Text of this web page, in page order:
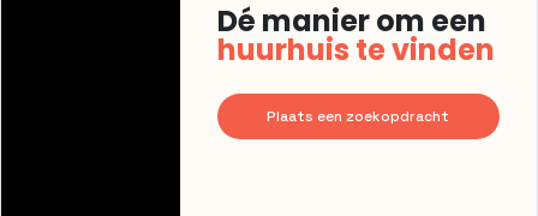
Dé manier om een
huurhuis te vinden
Plaats een zoekopdracht